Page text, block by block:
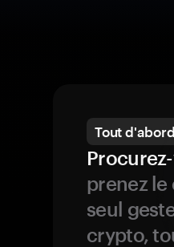
Tout d'abord
prenez le
seul
crypto,